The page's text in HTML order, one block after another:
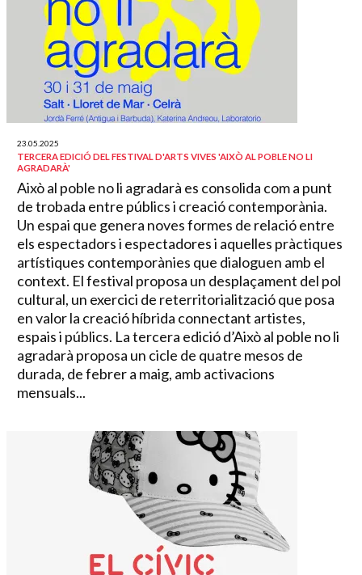
23.05.2025
TERCERA EDICIÓ DEL FESTIVAL D'ARTS VIVES 'AIXÒ AL POBLE NO LI
AGRADARÀ'
Això al poble no li agradarà es consolida com a punt
de trobada entre públics i creació contemporània.
Un espai que genera noves formes de relació entre
els espectadors i espectadores i aquelles pràctiques
artístiques contemporànies que dialoguen amb el
context. El festival proposa un desplaçament del pol
cultural, un exercici de reterritorialització que posa
en valor la creació híbrida connectant artistes,
espais i públics. La tercera edició d’Això al poble no li
agradarà proposa un cicle de quatre mesos de
durada, de febrer a maig, amb activacions
mensuals...